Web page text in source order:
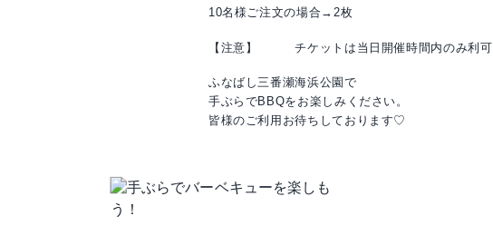
10名様ご注文の場合→2枚
【注意】 チケットは当日開催時間内のみ利可
ふなばし三番瀬海浜公園で
手ぶらでBBQをお楽しみください。
皆様のご利用お待ちしております♡